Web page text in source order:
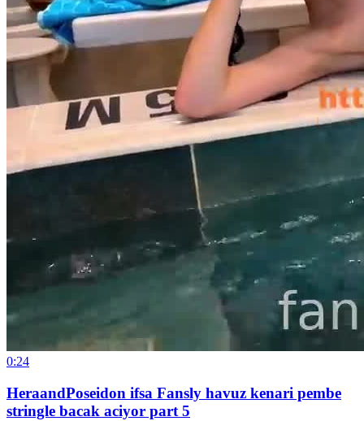
0:24
HeraandPoseidon ifsa Fansly havuz kenari pembe
stringle bacak aciyor part 5